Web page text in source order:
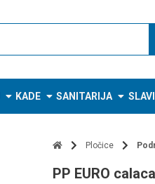
KADE SANITARIJA
Pločice
PP EURO